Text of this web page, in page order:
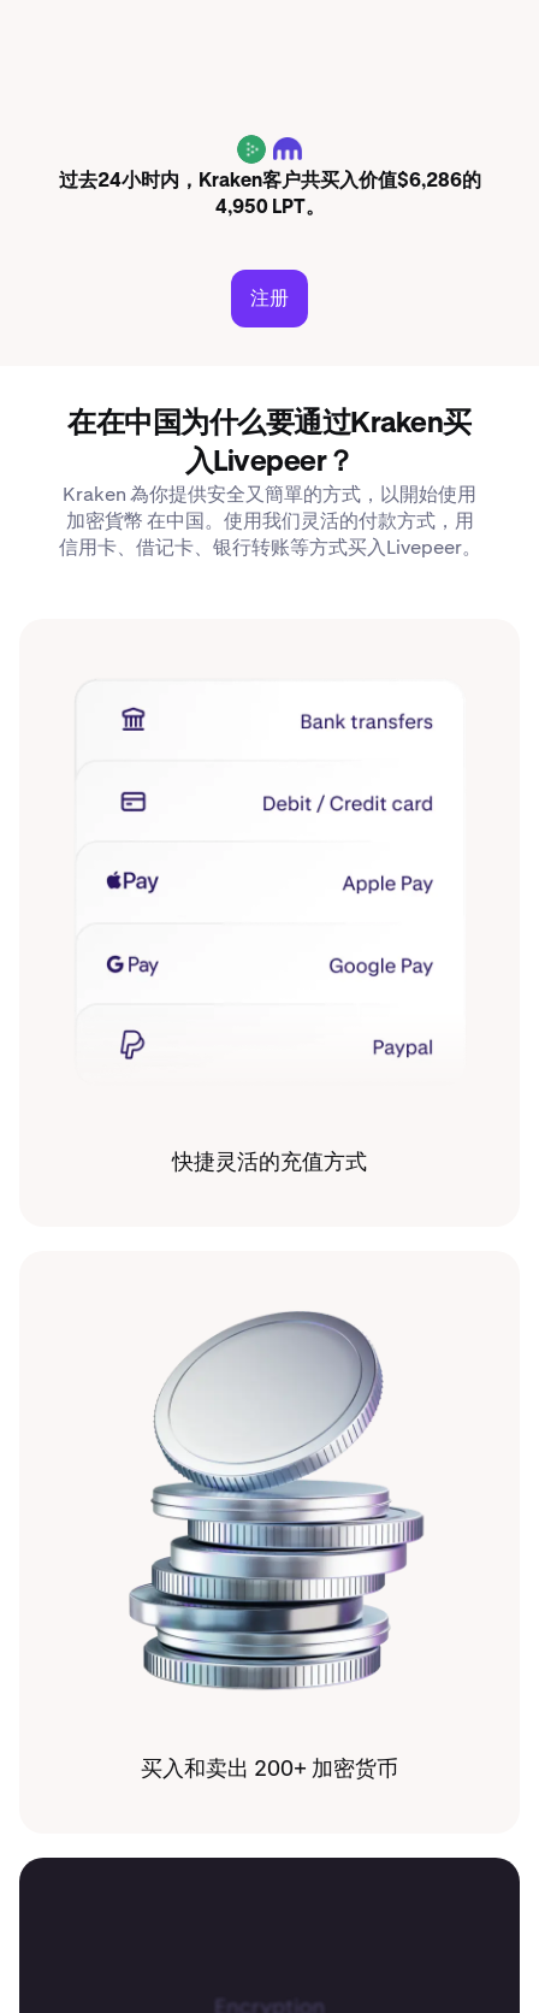
LPT
过去24小时内，Kraken客户共买入价值$6,286的
4,950 LPT。
注册
在在中国为什么要通过Kraken买
入Livepeer？
Kraken 為你提供安全又簡單的方式，以開始使用
加密貨幣 在中国。使用我们灵活的付款方式，用
信用卡、借记卡、银行转账等方式买入Livepeer。
快捷灵活的充值方式
买入和卖出 200+ 加密货币